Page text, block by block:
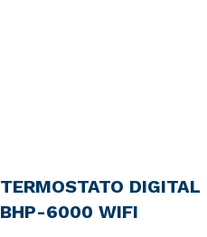
TERMOSTATO DIGITAL
BHP-6000 WIFI